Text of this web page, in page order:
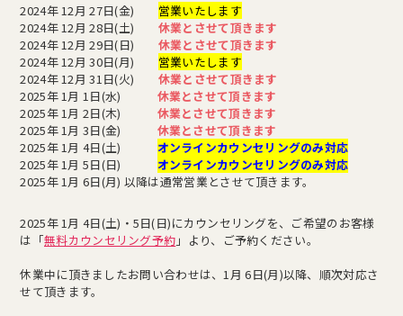
2024年 12月 27日(金) 営業いたします
2024年 12月 28日(土) 休業とさせて頂きます
2024年 12月 29日(日) 休業とさせて頂きます
2024年 12月 30日(月) 営業いたします
2024年 12月 31日(火) 休業とさせて頂きます
2025年 1月 1日(水) 休業とさせて頂きます
2025年 1月 2日(木) 休業とさせて頂きます
2025年 1月 3日(金) 休業とさせて頂きます
2025年 1月 4日(土) オンラインカウンセリングのみ対応
2025年 1月 5日(日) オンラインカウンセリングのみ対応
2025年 1月 6日(月) 以降は通常営業とさせて頂きます。
2025年 1月 4日(土)・5日(日)にカウンセリングを、ご希望のお客様
は「無料カウンセリング予約 」より、ご予約ください。
休業中に頂きましたお問い合わせは、1月 6日(月)以降、順次対応さ
せて頂きます。